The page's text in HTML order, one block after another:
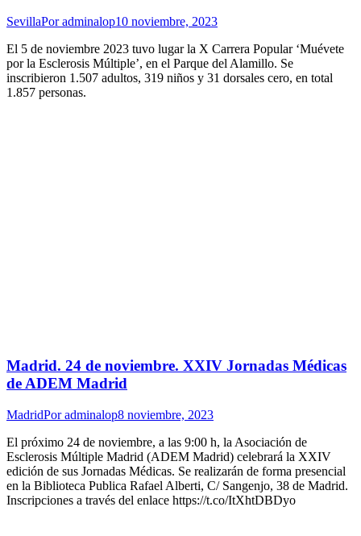
SevillaPoradminalop10 noviembre, 2023
El 5 de noviembre 2023 tuvo lugar la X Carrera Popular ‘Muévete
por la Esclerosis Múltiple’, en el Parque del Alamillo. Se
inscribieron 1.507 adultos, 319 niños y 31 dorsales cero, en total
1.857 personas.
Madrid. 24 de noviembre. XXIV Jornadas Médicas
de ADEM Madrid
MadridPoradminalop8 noviembre, 2023
El próximo 24 de noviembre, a las 9:00 h, la Asociación de
Esclerosis Múltiple Madrid (ADEM Madrid) celebrará la XXIV
edición de sus Jornadas Médicas. Se realizarán de forma presencial
en la Biblioteca Publica Rafael Alberti, C/ Sangenjo, 38 de Madrid.
Inscripciones a través del enlace https://t.co/ItXhtDBDyo